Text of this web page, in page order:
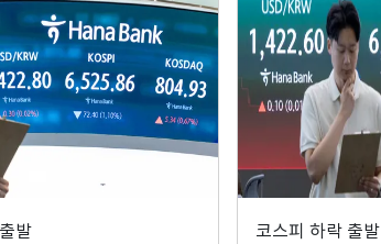
발 코스피 하락 출발